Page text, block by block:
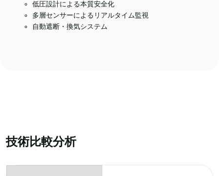
低圧設計による本質安全化
多層センサーによるリアルタイム監視
自動遮断・換気システム
技術比較分析